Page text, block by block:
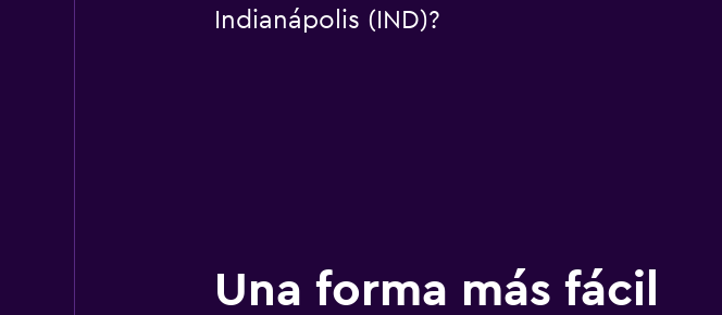
Indianápolis (IND)?
Una forma más fácil